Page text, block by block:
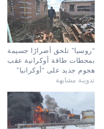
“روسيا” تلحق أضرارًا جسيمة
بمحطات طاقة أوكرانية عقب
هجوم جديد على “أوكرانيا”
تدوينة مشابهة